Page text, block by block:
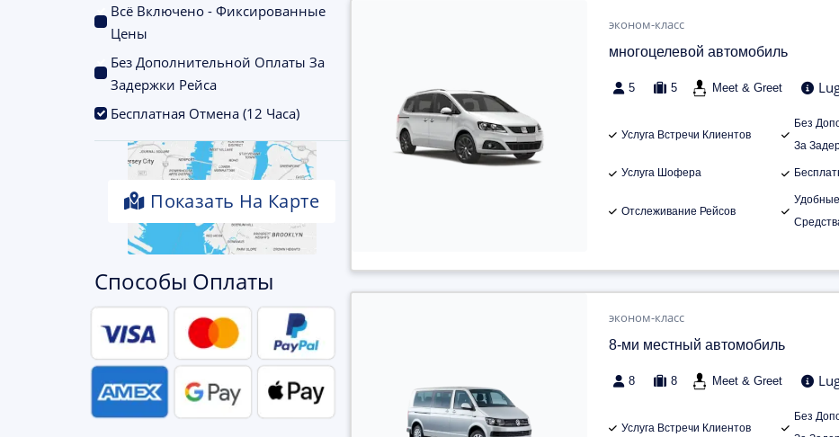
Всё Включено - Фиксированные
Цены
Без Дополнительной Оплаты За
Задержки Рейса
Бесплатная Отмена (12 Часа)
Показать На Карте
Способы Оплаты
эконом-класс
многоцелевой автомобиль
5 5 Meet & Greet
Услуга Встречи Клиентов
Без
За
Услуга Шофера
Отслеживание Рейсов
эконом-класс
8-ми местный автомобиль
8 8 Meet & Greet
Услуга Встречи Клиентов
Без